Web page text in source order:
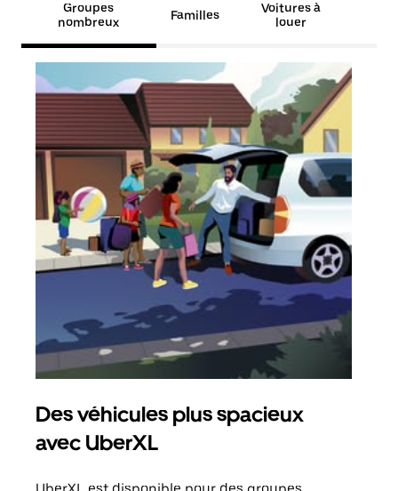
Groupes
nombreux
Familles
Voitures à
louer
Des véhicules plus spacieux
avec UberXL